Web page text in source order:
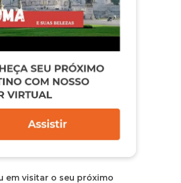
em visitar o seu próximo